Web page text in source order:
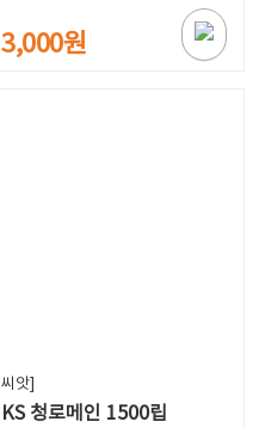
3,000원
씨앗]
KS 청로메인 1500립